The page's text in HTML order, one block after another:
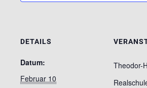
DETAILS
Datum:
Februar 10
Theodor-